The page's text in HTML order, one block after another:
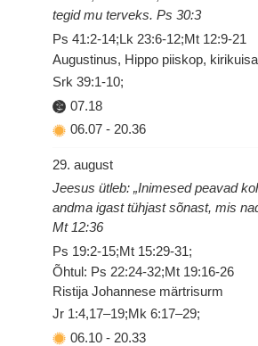
tegid mu terveks. Ps 30:3
Ps 41:2-14;Lk 23:6-12;Mt 12:9-21
Augustinus, Hippo piiskop,
Srk 39:1-10;
07.18
06.07 - 20.36
29. august
Jeesus ütleb: „Inimesed peavad
andma igast tühjast sõnast, mis
Mt 12:36
Ps 19:2-15;Mt 15:29-31;
Õhtul: Ps 22:24-32;Mt 19:16-26
Ristija Johannese märtrisurm
Jr 1:4,17–19;Mk 6:17–29;
06.10 - 20.33